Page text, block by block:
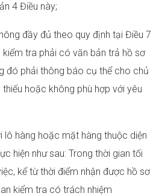
4 Điều này;
đầy đủ theo quy định tại Điều 7
kiểm tra phải có văn bản trả hồ sơ
đó phải thông báo cụ thể cho chủ
hoặc không phù hợp với yêu
lô hàng hoặc mặt hàng thuộc diện
hiện như sau: Trong thời gian tối
kể từ thời điểm nhận được hồ sơ
kiểm tra có trách nhiệm